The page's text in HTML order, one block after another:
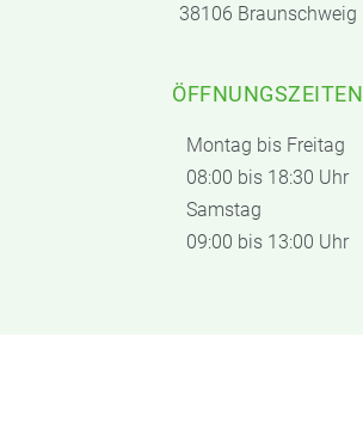
38106 Braunschweig
ÖFFNUNGSZEITEN
Montag bis Freitag
08:00 bis 18:30 Uhr
Samstag
09:00 bis 13:00 Uhr